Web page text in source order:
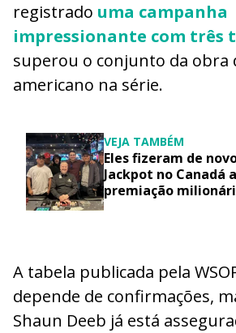
registrado uma campanha
impressionante com três
superou o conjunto da obra
americano na série.
VEJA TAMBÉM
Eles fizeram de
Jackpot no Canadá
premiação
A tabela publicada pela
depende de confirmações,
Shaun Deeb já está